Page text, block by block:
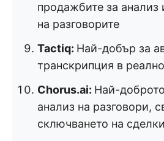
продажбите за анализ
на разговорите
Tactiq: Най-добър за
транскрипция в
Chorus.ai: Най-
анализ на разговори,
сключването на сделки